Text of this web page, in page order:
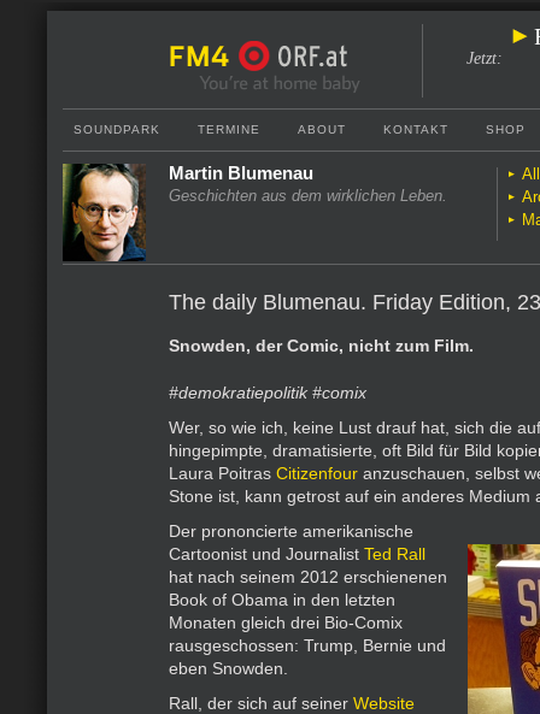
Jetzt:
SOUNDPARK TERMINE ABOUT KONTAKT SHOP
Martin Blumenau
Geschichten aus dem wirklichen Leben.
The daily Blumenau. Friday Edition,
Snowden, der Comic, nicht zum Film.
#demokratiepolitik #comix
Wer, so wie ich, keine Lust drauf hat, sich die
hingepimpte, dramatisierte, oft Bild für Bild
Laura Poitras Citizenfour anzuschauen, selbst
Stone ist, kann getrost auf ein anderes Medium
Der prononcierte amerikanische
Cartoonist und Journalist Ted Rall
hat nach seinem 2012 erschienenen
Book of Obama in den letzten
Monaten gleich drei Bio-Comix
rausgeschossen: Trump, Bernie und
eben Snowden.
Rall, der sich auf seiner Website